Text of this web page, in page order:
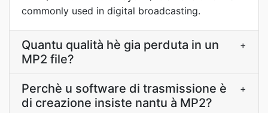
commonly used in digital broadcasting.
Quantu qualità hè gia perduta in un
MP2 file?
+
Perchè u software di trasmissione è
di creazione insiste nantu à MP2?
+